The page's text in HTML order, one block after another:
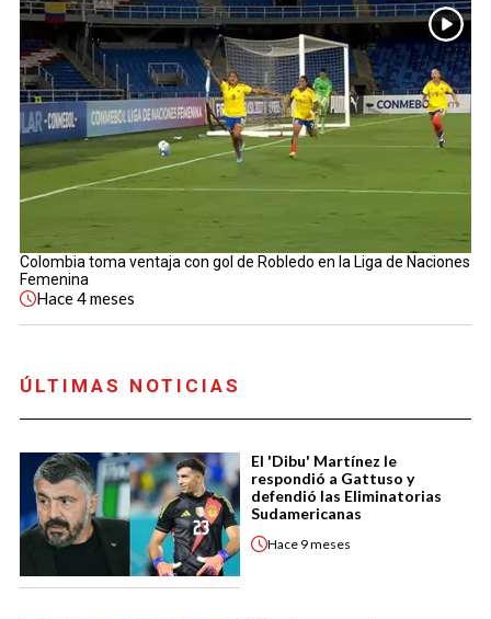
Colombia toma ventaja con gol de Robledo en la Liga de Naciones
Femenina
Hace4 meses
ÚLTIMAS NOTICIAS
El 'Dibu' Martínez le
respondió a Gattuso y
defendió las Eliminatorias
Sudamericanas
Hace 9 meses